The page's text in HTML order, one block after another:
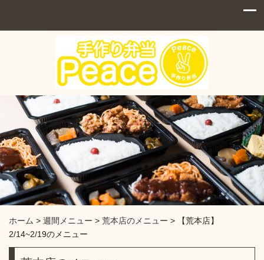
ホーム > 週間メニュー > 荒本店のメニュー >
【荒本店】
2/14~2/19のメニュー